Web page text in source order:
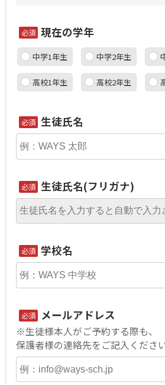
必須 現在の学年
中学1年生 中学2年生
高校1年生 高校2年生
必須 生徒氏名
必須 生徒氏名(フリガナ)
必須 学校名
必須 メールアドレス
※生徒様本人がご予約する際も、
保護者様の連絡先をご記入ください